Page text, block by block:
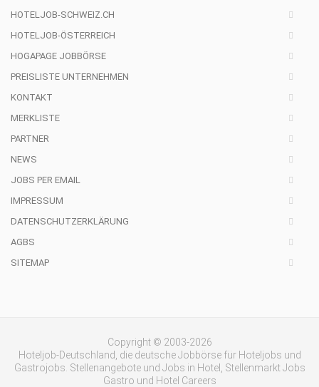
HOTELJOB-SCHWEIZ.CH
HOTELJOB-ÖSTERREICH
HOGAPAGE JOBBÖRSE
PREISLISTE UNTERNEHMEN
KONTAKT
MERKLISTE
PARTNER
NEWS
JOBS PER EMAIL
IMPRESSUM
DATENSCHUTZERKLÄRUNG
AGBS
SITEMAP
Copyright © 2003-2026
Hoteljob-Deutschland, die deutsche Jobbörse für Hoteljobs und
Gastrojobs. Stellenangebote und Jobs in Hotel, Stellenmarkt Jobs
Gastro und Hotel Careers